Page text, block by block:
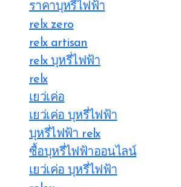
ราคาบุหรี่ไฟฟ้า
relx zero
relx artisan
relx บุหรี่ไฟฟ้า
relx
เยว่เค่อ
เยว่เค่อ บุหรี่ไฟฟ้า
บุหรี่ไฟฟ้า relx
ซื้อบุหรี่ไฟฟ้าออนไลน์
เยว่เค่อ บุหรี่ไฟฟ้า